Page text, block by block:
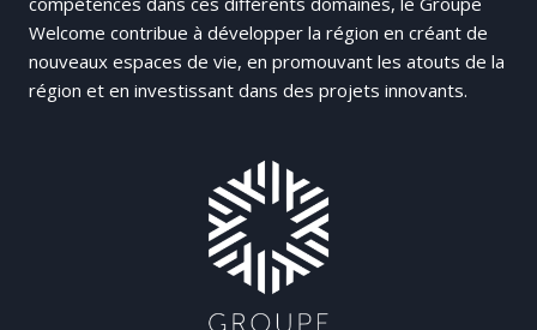
Welcome contribue à développer la région en créant de
nouveaux espaces de vie, en promouvant les atouts de la
région et en investissant dans des projets innovants.